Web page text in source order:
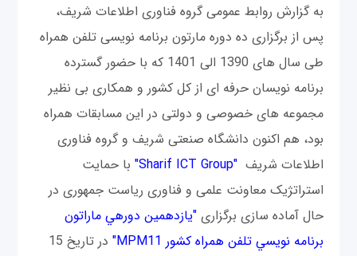
به گزارش روابط عمومی گروه فناوری اطلاعات شریف،
پس از برگزاری ده دوره مارتون برنامه نویسی تلفن همراه
طی سال های 1390 الی 1401 که با حضور گسترده
برنامه نویسان حرفه ای از کل کشور و همکاری بی نظیر
مجموعه های خصوصی و دولتی در این مسابقات همراه
بود، هم اکنون دانشگاه صنعتی شریف و گروه فناوری
اطلاعات شریف "Sharif ICT Group"
با حمایت
استراتژیک معاونت علمی و فناوری ریاست جمهوری در
حال آماده سازی برگزاری"یازدهمین دوره­ي ماراتون
برنامه نويسي تلفن همراه کشور MPM11"
در تاریخ 15